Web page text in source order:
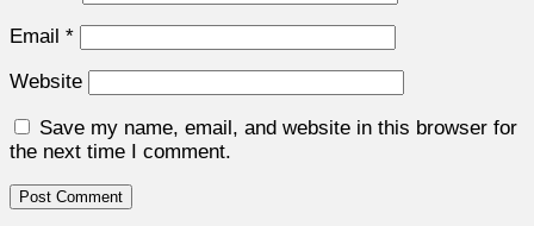
Email *
Website
Save my name, email, and website in this browser for
the next time I comment.